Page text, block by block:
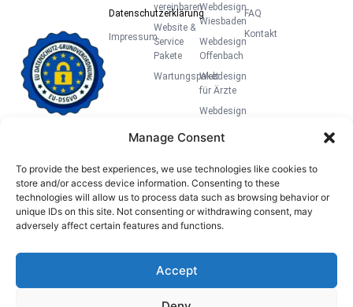
Manage Consent
To provide the best experiences, we use technologies like cookies to
store and/or access device information. Consenting to these
technologies will allow us to process data such as browsing behavior or
unique IDs on this site. Not consenting or withdrawing consent, may
adversely affect certain features and functions.
Accept
FAQ
Kontakt
Webdesign
Wiesbaden
Webdesign
Offenbach
Webdesign
für Ärzte
Webdesign
Anwälte
für
Handwerker
vereinbaren
Website &
Service
Pakete
Wartungspaket
Datenschutzerklärung
Impressum